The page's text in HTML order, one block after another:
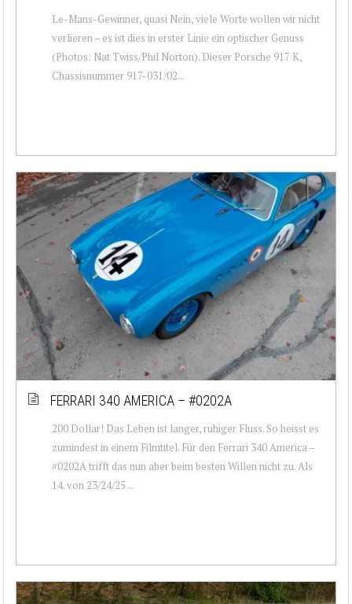
Le-Mans-Gewinner, quasi Nein, viele Worte wollen wir nicht
verlieren – es ist dies in erster Linie ein optischer Genuss
(Photos: Nat Twiss/Phil Norton). Dieser Porsche 917 K,
Chassisnummer 917-031/02...
FERRARI 340 AMERICA – #0202A
200 Dollar! Das Leben ist langer, ruhiger Fluss. So heisst es
zumindest in einem Filmtitel. Für den Ferrari 340 America –
#0202A trifft das nun aber beim besten Willen nicht zu. Als
14. von 23/24/25 ...